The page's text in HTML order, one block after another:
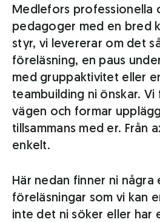
Medlefors professionella
pedagoger med en bred
styr, vi levererar om det
föreläsning, en paus
med gruppaktivitet eller
teambuilding ni önskar. Vi
vägen och formar
tillsammans med er. Från
enkelt.
Här nedan finner ni några
föreläsningar som vi kan
inte det ni söker eller har